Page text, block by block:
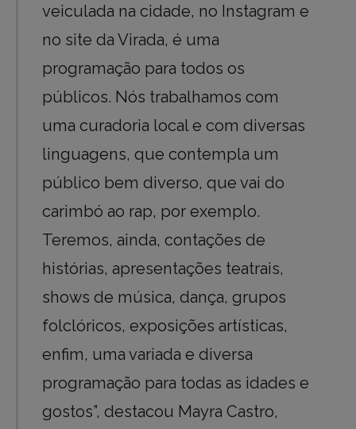
veiculada na cidade, no Instagram e
no site da Virada, é uma
programação para todos os
públicos. Nós trabalhamos com
uma curadoria local e com diversas
linguagens, que contempla um
público bem diverso, que vai do
carimbó ao rap, por exemplo.
Teremos, ainda, contações de
histórias, apresentações teatrais,
shows de música, dança, grupos
folclóricos, exposições artísticas,
enfim, uma variada e diversa
programação para todas as idades e
gostos”, destacou Mayra Castro,